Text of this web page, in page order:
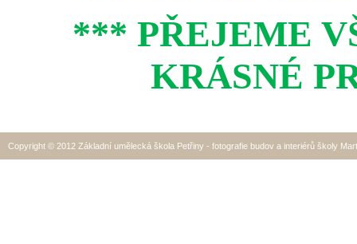
*** PŘEJEME
KRÁSNÉ
Copyright © 2012 Základní umělecká škola Petřiny - fotografie budov a interiérů školy